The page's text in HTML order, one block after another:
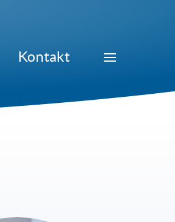
Kontakt